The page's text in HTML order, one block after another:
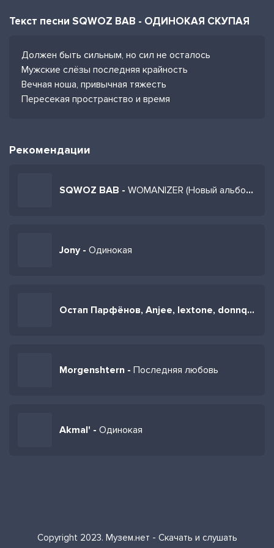
Текст песни SQWOZ BAB - ОДИНОКАЯ СКУПАЯ
Должен быть сильным, но сил не осталось
Мужские слёзы последняя крайность
Вечная ноша, привычная тяжесть
Пересекая пространство и время
Рекомендации
SQWOZ BAB - WOMANIZER (Новый альбом 2026)
Jony - Одинокая
Остап Парфёнов, Anjee, lextone, donnq -
Morgenshtern - Последняя любовь
Akmal' - Одинокая
Copyright 2023. Музем.нет - Скачать и слушать